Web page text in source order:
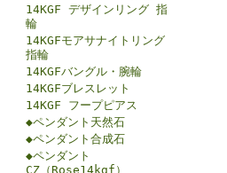
14KGF デザインリング 指
輪
14KGFモアサナイトリング
指輪
14KGFバングル・腕輪
14KGFブレスレット
14KGF フープピアス
◆ペンダント天然石
◆ペンダント合成石
◆ペンダント
CZ（Rose14kgf）